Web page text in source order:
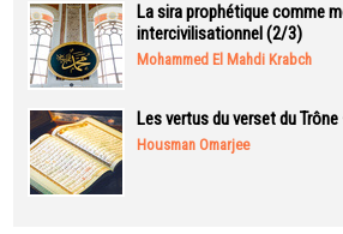
La sira prophétique comme
intercivilisationnel (2/3)
Mohammed El Mahdi Krabch
Les vertus du verset du
Housman Omarjee